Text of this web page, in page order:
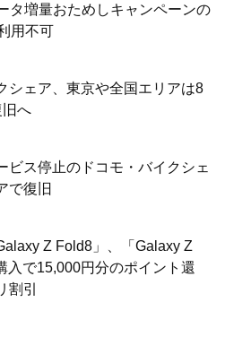
タ増量おためしキャンペーンの
用不可
シェア、東京や全国エリアは8
旧へ
ビス停止のドコモ・バイクシェ
で復旧
Z Fold8」、「Galaxy Z
入で15,000円分のポイント還
割引